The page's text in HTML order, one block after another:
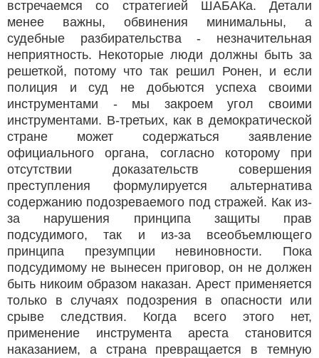
встречаемся со стратегией ШАБАКа. Детали
менее важны, обвинения минимальны, а
судебные разбирательства - незначительная
неприятность. Некоторые люди должны быть за
решеткой, потому что так решил Ронен, и если
полиция и суд не добьются успеха своими
инструментами - мы закроем угол своими
инструментами. В-третьих, как в демократической
стране может содержаться заявление
официального органа, согласно которому при
отсутствии доказательств совершения
преступления формулируется альтернатива
содержанию подозреваемого под стражей. Как из-
за нарушения принципа защиты прав
подсудимого, так и из-за всеобъемлющего
принципа презумпции невиновности. Пока
подсудимому не вынесен приговор, он не должен
быть никоим образом наказан. Арест применяется
только в случаях подозрения в опасности или
срыве следствия. Когда всего этого нет,
применение инструмента ареста становится
наказанием, а страна превращается в темную